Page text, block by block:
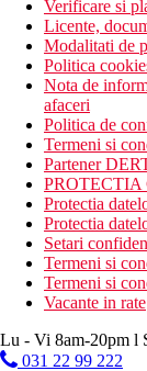
Descrierea
Activitati
jacuzzi
volei pe
fitness
tenis de
Activitati
biliard
teren de
masaje
calarie
tenis
Verificare si
Licente,
Modalitati de
Politica
Nota de
afaceri
Politica de
Termeni si
Partener
PROTECTIA
Protectia
Protectia
Setari
Termeni si
Termeni si
Vacante in rate
Lu - Vi 8am-20pm l
031 22 99 222